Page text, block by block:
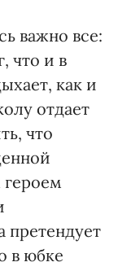
важно все:
что и в
как и
отдает
что
героем
претендует
в юбке